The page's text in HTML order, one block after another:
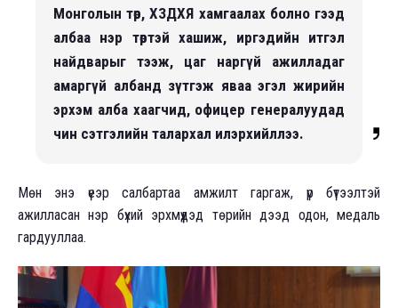
Монголын төр, ХЗДХЯ хамгаалах болно гээд
албаа нэр төртэй хашиж, иргэдийн итгэл
найдварыг тээж, цаг наргүй ажилладаг
амаргүй албанд зүтгэж яваа эгэл жирийн
эрхэм алба хаагчид, офицер генералуудад
чин сэтгэлийн талархал илэрхийллээ.
Мөн энэ үеэр салбартаа амжилт гаргаж, үр бүтээлтэй
ажилласан нэр бүхий эрхмүүдэд төрийн дээд одон, медаль
гардууллаа.